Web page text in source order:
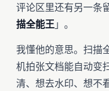
评论区里还有另一
描全能王」。
我懂他的意思。扫描
机拍张文档能自动变
清、想去水印、想不